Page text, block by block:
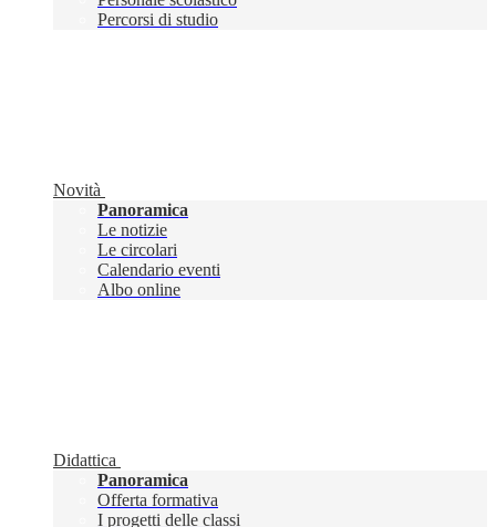
Percorsi di studio
Novità
Panoramica
Le notizie
Le circolari
Calendario eventi
Albo online
Didattica
Panoramica
Offerta formativa
I progetti delle classi